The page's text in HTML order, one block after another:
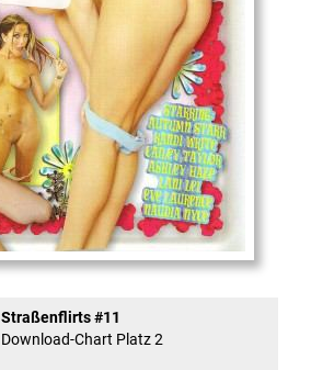
Straßenflirts #11
Download-Chart Platz 2